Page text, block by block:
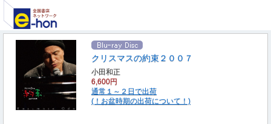
クリスマスの約束２００７
小田和正
6,600円
通常１～２日で出荷
(！お盆時期の出荷について！)